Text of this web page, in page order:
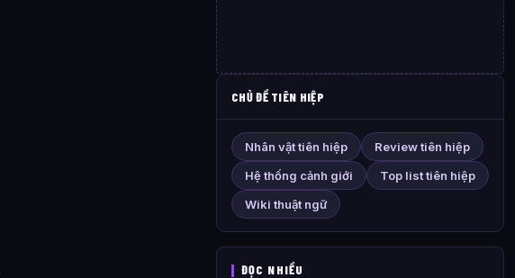
CHỦ ĐỀ TIÊN HIỆP
Nhân vật tiên hiệp
Review tiên hiệp
Hệ thống cảnh giới
Top list tiên hiệp
Wiki thuật ngữ
ĐỌC NHIỀU